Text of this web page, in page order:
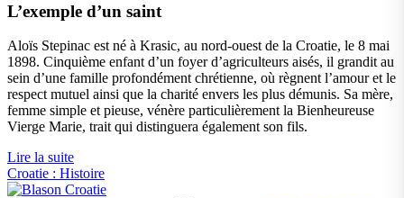
L’exemple d’un saint
Aloïs Stepinac est né à Krasic, au nord-ouest de la Croatie, le 8 mai
1898. Cinquième enfant d’un foyer d’agriculteurs aisés, il grandit au
sein d’une famille profondément chrétienne, où règnent l’amour et le
respect mutuel ainsi que la charité envers les plus démunis. Sa mère,
femme simple et pieuse, vénère particulièrement la Bienheureuse
Vierge Marie, trait qui distinguera également son fils.
Lire la suite
Croatie : Histoire